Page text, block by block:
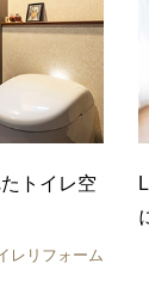
トイレ空
レリフォーム